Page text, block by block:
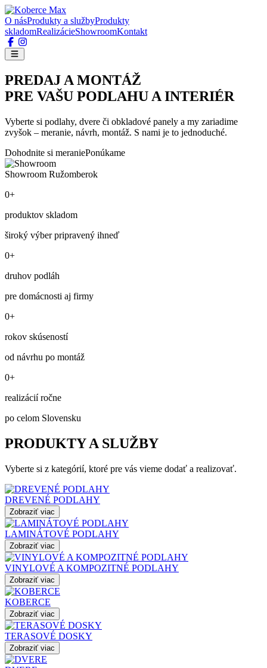
O násProdukty a službyProdukty
skladomRealizácieShowroomKontakt
PREDAJ A MONTÁŽ
PRE VAŠU PODLAHU A INTERIÉR
Vyberte si podlahy, dvere či obkladové panely a my zariadime
zvyšok – meranie, návrh, montáž. S nami je to jednoduché.
Dohodnite si meraniePonúkame
Showroom Ružomberok
0+
produktov skladom
široký výber pripravený ihneď
0+
druhov podláh
pre domácnosti aj firmy
0+
rokov skúseností
od návrhu po montáž
0+
realizácií ročne
po celom Slovensku
PRODUKTY A SLUŽBY
Vyberte si z kategórií, ktoré pre vás vieme dodať a realizovať.
DREVENÉ PODLAHY
Zobraziť viac
LAMINÁTOVÉ PODLAHY
Zobraziť viac
VINYLOVÉ A KOMPOZITNÉ PODLAHY
Zobraziť viac
KOBERCE
Zobraziť viac
TERASOVÉ DOSKY
Zobraziť viac